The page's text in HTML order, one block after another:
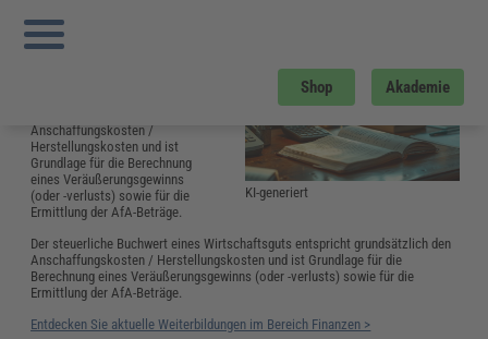
Shop Akademie
Sie sind hier:
Steuerlicher Buchwert
KI-generiert
Anschaffungskosten /
Herstellungskosten und ist
Grundlage für die Berechnung
eines Veräußerungsgewinns
(oder -verlusts) sowie für die
Ermittlung der AfA-Beträge.
Der steuerliche Buchwert eines Wirtschaftsguts entspricht grundsätzlich den
Anschaffungskosten / Herstellungskosten und ist Grundlage für die
Berechnung eines Veräußerungsgewinns (oder -verlusts) sowie für die
Ermittlung der AfA-Beträge.
Entdecken Sie aktuelle Weiterbildungen im Bereich Finanzen >